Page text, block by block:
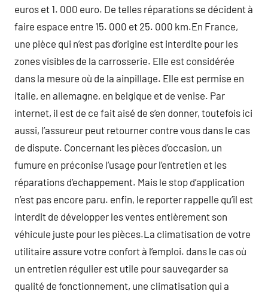
euros et 1. 000 euro. De telles réparations se décident à
faire espace entre 15. 000 et 25. 000 km.En France,
une pièce qui n’est pas d’origine est interdite pour les
zones visibles de la carrosserie. Elle est considérée
dans la mesure où de la ainpillage. Elle est permise en
italie, en allemagne, en belgique et de venise. Par
internet, il est de ce fait aisé de s’en donner, toutefois ici
aussi, l’assureur peut retourner contre vous dans le cas
de dispute. Concernant les pièces d’occasion, un
fumure en préconise l’usage pour l’entretien et les
réparations d’echappement. Mais le stop d’application
n’est pas encore paru. enfin, le reporter rappelle qu’il est
interdit de développer les ventes entièrement son
véhicule juste pour les pièces.La climatisation de votre
utilitaire assure votre confort à l’emploi. dans le cas où
un entretien régulier est utile pour sauvegarder sa
qualité de fonctionnement, une climatisation qui a